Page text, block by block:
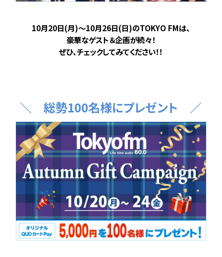
10月20日(月)～10月26日(日)のTOKYO FMは、
豪華なゲスト＆企画が続々！
ぜひ、チェックしてみてください！！
＼ 総勢100名様にプレゼント ／